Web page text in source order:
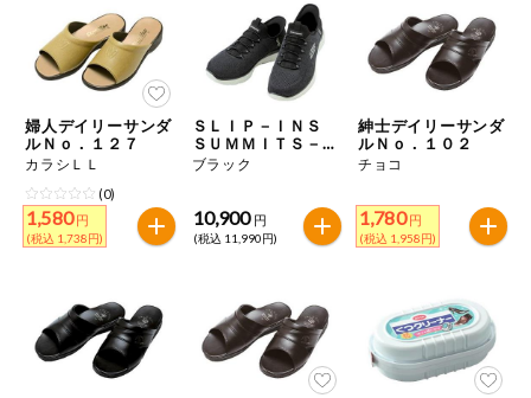
スマート・ワ
ン注文
今週のお買い
コープ商品
今週の新登場
複数注文でお
トク
婦人デイリーサンダ
ルＮｏ．１２７
カラシＬＬ
(0)
1,580 円
(税込 1,738円)
ＳＬＩＰ－ＩＮＳ
ＳＵＭＭＩＴＳ－Ｋ
ＥＹ ＰＡＣＥ
ブラック
10,900 円
(税込 11,990円)
紳士デイリーサンダ
ルＮｏ．１０２
チョコ
1,780 円
(税込 1,958円)